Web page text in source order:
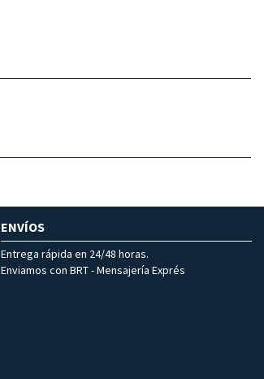
ENVÍOS
Entrega rápida en 24/48 horas.
Enviamos con BRT - Mensajería Exprés